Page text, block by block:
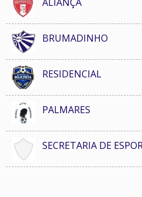
BRUMADINHO
RESIDENCIAL
PALMARES
SECRETARIA DE